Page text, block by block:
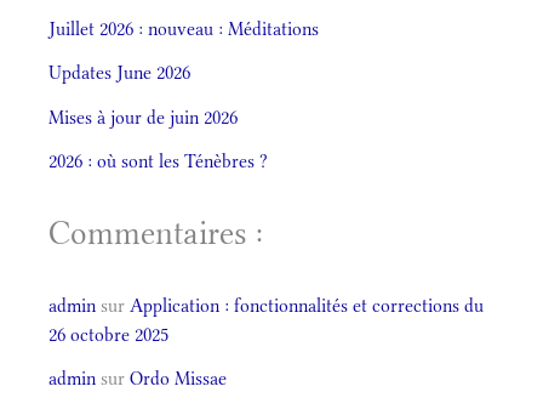
Juillet 2026 : nouveau : Méditations
Updates June 2026
Mises à jour de juin 2026
2026 : où sont les Ténèbres ?
Commentaires :
admin sur Application : fonctionnalités et corrections du
26 octobre 2025
admin sur Ordo Missae